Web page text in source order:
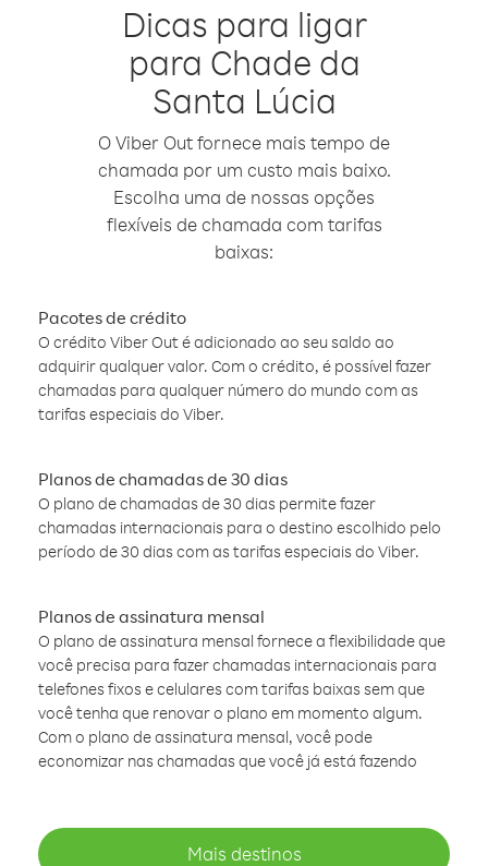
Dicas para ligar
para Chade da
Santa Lúcia
O Viber Out fornece mais tempo de
chamada por um custo mais baixo.
Escolha uma de nossas opções
flexíveis de chamada com tarifas
baixas:
Pacotes de crédito
O crédito Viber Out é adicionado ao seu saldo ao
adquirir qualquer valor. Com o crédito, é possível fazer
chamadas para qualquer número do mundo com as
tarifas especiais do Viber.
Planos de chamadas de 30 dias
O plano de chamadas de 30 dias permite fazer
chamadas internacionais para o destino escolhido pelo
período de 30 dias com as tarifas especiais do Viber.
Planos de assinatura mensal
O plano de assinatura mensal fornece a flexibilidade que
você precisa para fazer chamadas internacionais para
telefones fixos e celulares com tarifas baixas sem que
você tenha que renovar o plano em momento algum.
Com o plano de assinatura mensal, você pode
economizar nas chamadas que você já está fazendo
Mais destinos